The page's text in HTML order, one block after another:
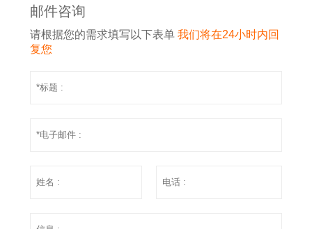
邮件咨询
请根据您的需求填写以下表单 我们将在24小时内回
复您